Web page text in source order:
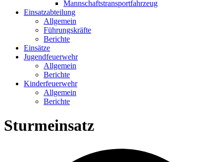
Mannschafts­transportfahrzeug
Einsatz­abteilung
Allgemein
Führungs­kräfte
Berichte
Einsätze
Jugend­feuerwehr
Allgemein
Berichte
Kinder­feuerwehr
Allgemein
Berichte
Sturmeinsatz